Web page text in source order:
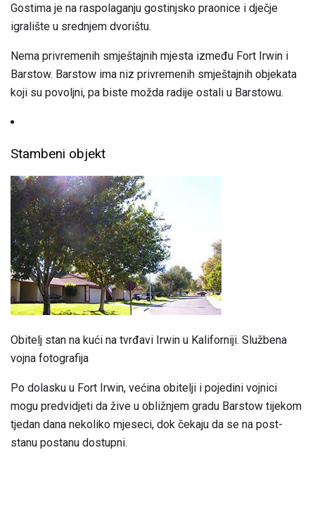
Gostima je na raspolaganju gostinjsko praonice i dječje
igralište u srednjem dvorištu.
Nema privremenih smještajnih mjesta između Fort Irwin i
Barstow. Barstow ima niz privremenih smještajnih objekata
koji su povoljni, pa biste možda radije ostali u Barstowu.
Stambeni objekt
Obitelj stan na kući na tvrđavi Irwin u Kaliforniji. Službena
vojna fotografija
Po dolasku u Fort Irwin, većina obitelji i pojedini vojnici
mogu predvidjeti da žive u obližnjem gradu Barstow tijekom
tjedan dana nekoliko mjeseci, dok čekaju da se na post-
stanu postanu dostupni.